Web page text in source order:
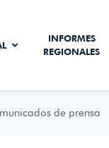
INFORMES
REGIONALES
de prensa